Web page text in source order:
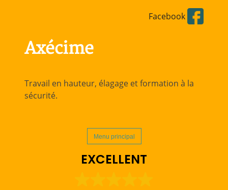
contenuAxécime
Travail en hauteur, élagage et formation à la
sécurité.
Menu principal
Facebook
EXCELLENT